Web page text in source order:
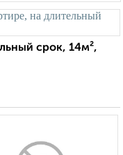
срок, 14м²,